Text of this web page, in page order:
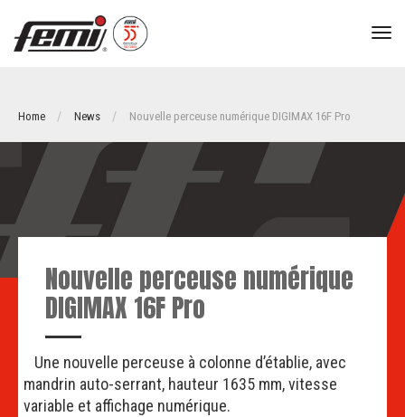
Home News Nouvelle perceuse numérique DIGIMAX 16F Pro
Nouvelle perceuse numérique
DIGIMAX 16F Pro
Une nouvelle perceuse à colonne d’établie, avec
mandrin auto-serrant, hauteur 1635 mm, vitesse
variable et affichage numérique.